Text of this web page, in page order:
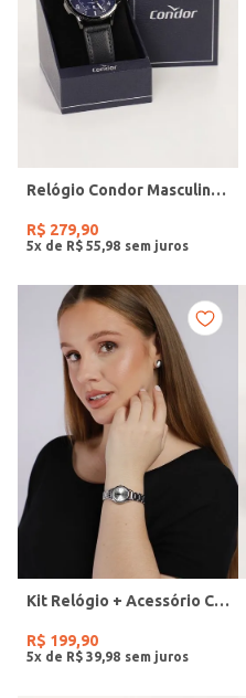
Relógio Condor Masculino PRETO
R$ 279,90
5x de R$ 55 98
Kit Relógio + Acessório Condor Feminino PRATA
R$ 199,90
5x de R$ 39 98